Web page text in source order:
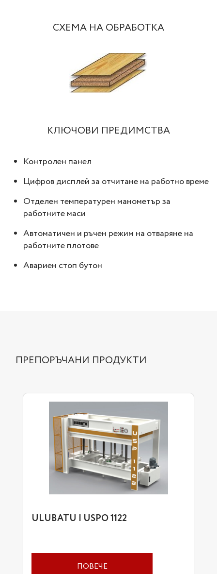
СХЕМА НА ОБРАБОТКА
КЛЮЧОВИ ПРЕДИМСТВА
Контролен панел
Цифров дисплей за отчитане на работно време
Отделен температурен манометър за
работните маси
Автоматичен и ръчен режим на отваряне на
работните плотове
Авариен стоп бутон
ПРЕПОРЪЧАНИ ПРОДУКТИ
ULUBATU | USPO 1122
ПОВЕЧЕ